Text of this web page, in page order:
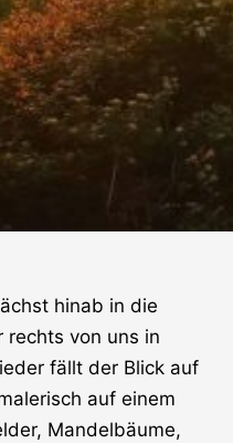
hinab in die
rechts von uns in
fällt der Blick auf
auf einem
Mandelbäume,